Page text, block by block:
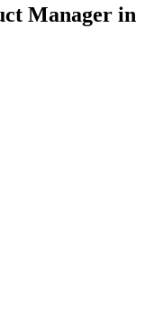
Manager in